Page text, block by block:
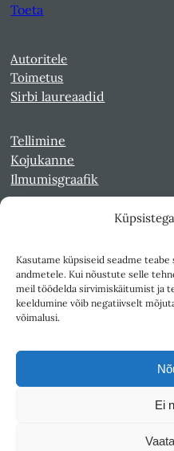
Kasutame küpsiseid seadme teabe
andmetele. Kui nõustute selle
meil töödelda sirvimiskäitumist ja
keeldumine võib negatiivselt
võimalusi.
Ei
Toeta
Autoritele
Toimetus
Sirbi laureaadid
Tellimine
Kojukanne
Ilmumisgraafik
Kultuurileht 1994-1997
Reede 1989-1990
Sirp ja Vasar 1940-1989
Teksti- ja andmekaeve
Väljaandja SA Kultuurileht